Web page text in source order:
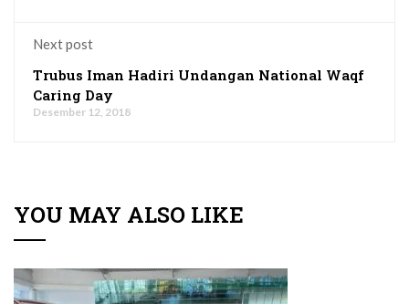
Next post
Trubus Iman Hadiri Undangan National Waqf
Caring Day
Desember 12, 2018
YOU MAY ALSO LIKE